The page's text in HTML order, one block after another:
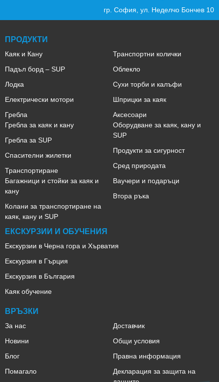
гр. София, ул. Неделчо Бончев 10
ПРОДУКТИ
Каяк и Кану
Падъл борд – SUP
Лодка
Електрически мотори
Гребла
Гребла за каяк и кану
Гребла за SUP
Спасителни жилетки
Транспортиране
Багажници и стойки за каяк и
кану
Колани за транспортиране на
каяк, кану и SUP
Транспортни колички
Облекло
Сухи торби и калъфи
Шприцки за каяк
Аксесоари
Оборудване за каяк, кану и
SUP
Продукти за сигурност
Сред природата
Ваучери и подаръци
Втора ръка
ЕКСКУРЗИИ И ОБУЧЕНИЯ
Екскурзии в Черна гора и Хърватия
Екскурзия в Гърция
Екскурзия в България
Каяк обучение
ВРЪЗКИ
За нас
Новини
Блог
Помагало
Доставчик
Общи условия
Правна информация
Декларация за защита на